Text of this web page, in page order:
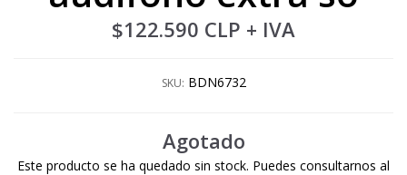
$122.590 CLP + IVA
SKU: BDN6732
Agotado
Este producto se ha quedado sin stock. Puedes consultarnos al